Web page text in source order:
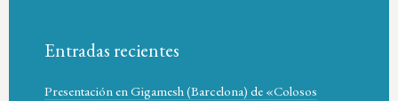
Entradas recientes
Presentación en Gigamesh (Barcelona) de «Colosos